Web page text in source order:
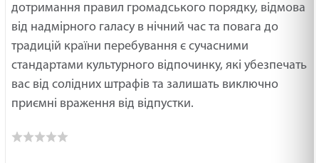
дотримання правил громадського порядку, відмова
від надмірного галасу в нічний час та повага до
традицій країни перебування є сучасними
стандартами культурного відпочинку, які убезпечать
вас від солідних штрафів та залишать виключно
приємні враження від відпустки.